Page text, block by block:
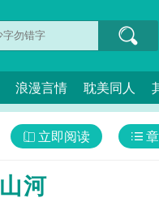
浪漫言情 耽美同人
立即阅读
河